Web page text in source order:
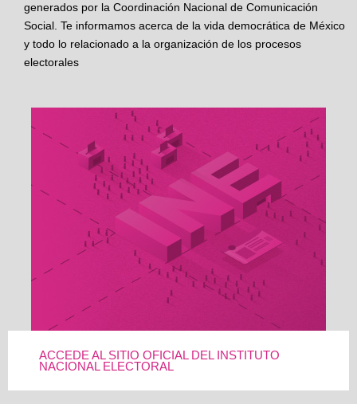
generados por la Coordinación Nacional de Comunicación
Social. Te informamos acerca de la vida democrática de México
y todo lo relacionado a la organización de los procesos
electorales
ACCEDE AL SITIO OFICIAL DEL INSTITUTO
NACIONAL ELECTORAL